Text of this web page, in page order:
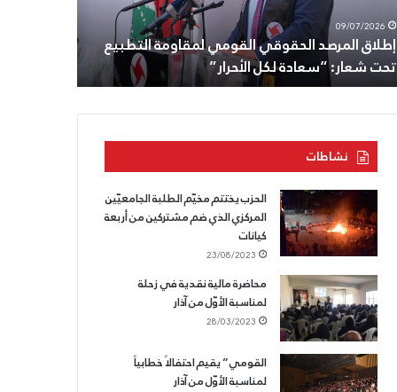
شعار:
“سعادة
لكل
09/07/2026
إطلاق المرصد الحقوقي القومي لمقاومة التطبيع
تحت شعار: “سعادة لكل الأحرار”
وللقسم
لا
نشاطات
الحزب يختتم مخيّم الطلبة الجامعيّين
المركزي الذي ضم مشتركين من أربعة
كيانات
23/08/2023
محاضرة مالية نقدية في زحلة
لمناسبة الأوّل من آذار
28/03/2023
القومي” يقيم احتفالاً خطابياً
لمناسبة الأوّل من آذار